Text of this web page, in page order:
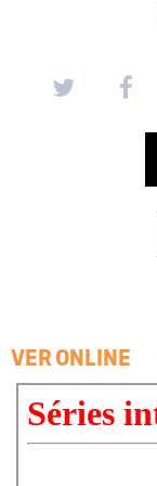
VER ONLINE